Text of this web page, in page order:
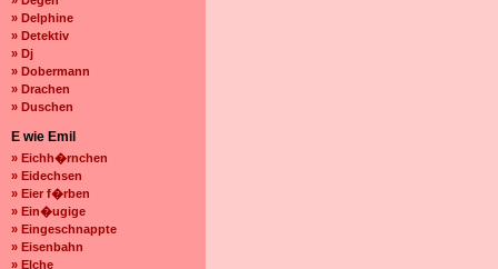
» Delphine
» Detektiv
» Dj
» Dobermann
» Drachen
» Duschen
E wie Emil
» Eichh�rnchen
» Eidechsen
» Eier f�rben
» Ein�ugige
» Eingeschnappte
» Eisenbahn
» Elche